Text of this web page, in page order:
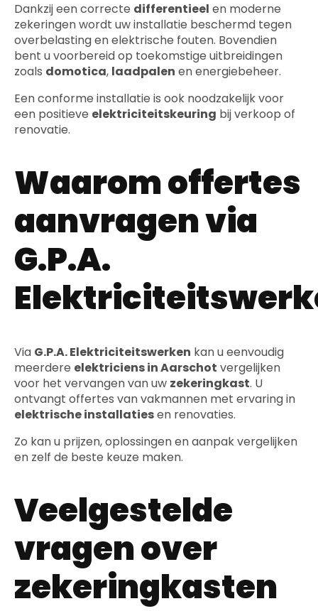
Dankzij een correcte differentieel en moderne
zekeringen wordt uw installatie beschermd tegen
overbelasting en elektrische fouten. Bovendien
bent u voorbereid op toekomstige uitbreidingen
zoals domotica, laadpalen en energiebeheer.
Een conforme installatie is ook noodzakelijk voor
een positieve elektriciteitskeuring bij verkoop of
renovatie.
Waarom offertes
aanvragen via
G.P.A.
Via G.P.A. Elektriciteitswerken kan u eenvoudig
meerdere elektriciens in Aarschot vergelijken
voor het vervangen van uw zekeringkast. U
ontvangt offertes van vakmannen met ervaring in
elektrische installatiesen renovaties.
Zo kan u prijzen, oplossingen en aanpak vergelijken
en zelf de beste keuze maken.
Veelgestelde
vragen over
zekeringkasten